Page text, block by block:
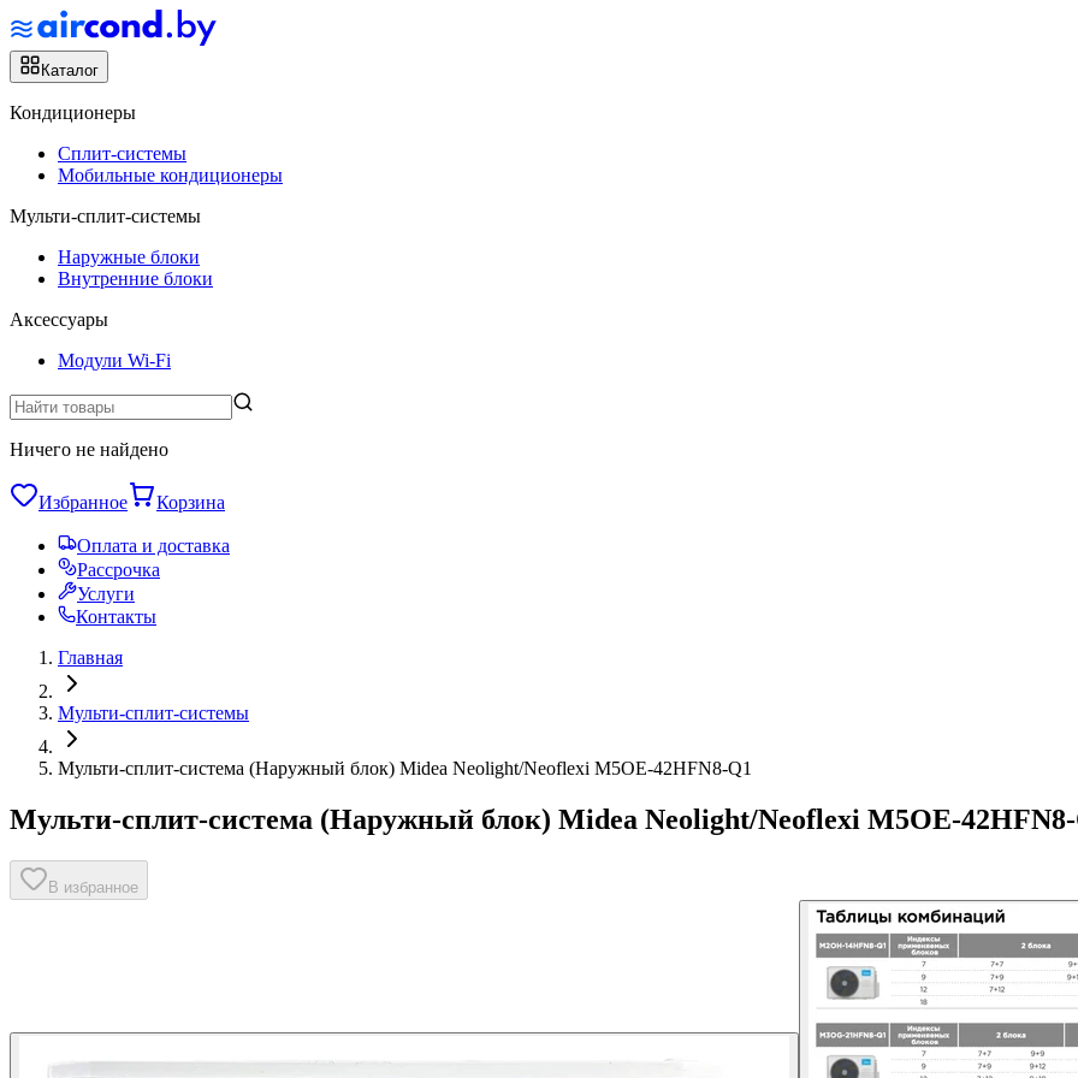
Каталог
Кондиционеры
Сплит-системы
Мобильные кондиционеры
Мульти-сплит-системы
Наружные блоки
Внутренние блоки
Аксессуары
Модули Wi-Fi
Ничего не найдено
Избранное Корзина
Оплата и доставка
Рассрочка
Услуги
Контакты
Главная
Мульти-сплит-системы
Мульти-сплит-система (Наружный блок) Midea Neolight/Neoflexi M5OE-42HFN8-Q1
Мульти-сплит-система (Наружный блок) Midea Neolight/Neoflexi M5OE-
В избранное